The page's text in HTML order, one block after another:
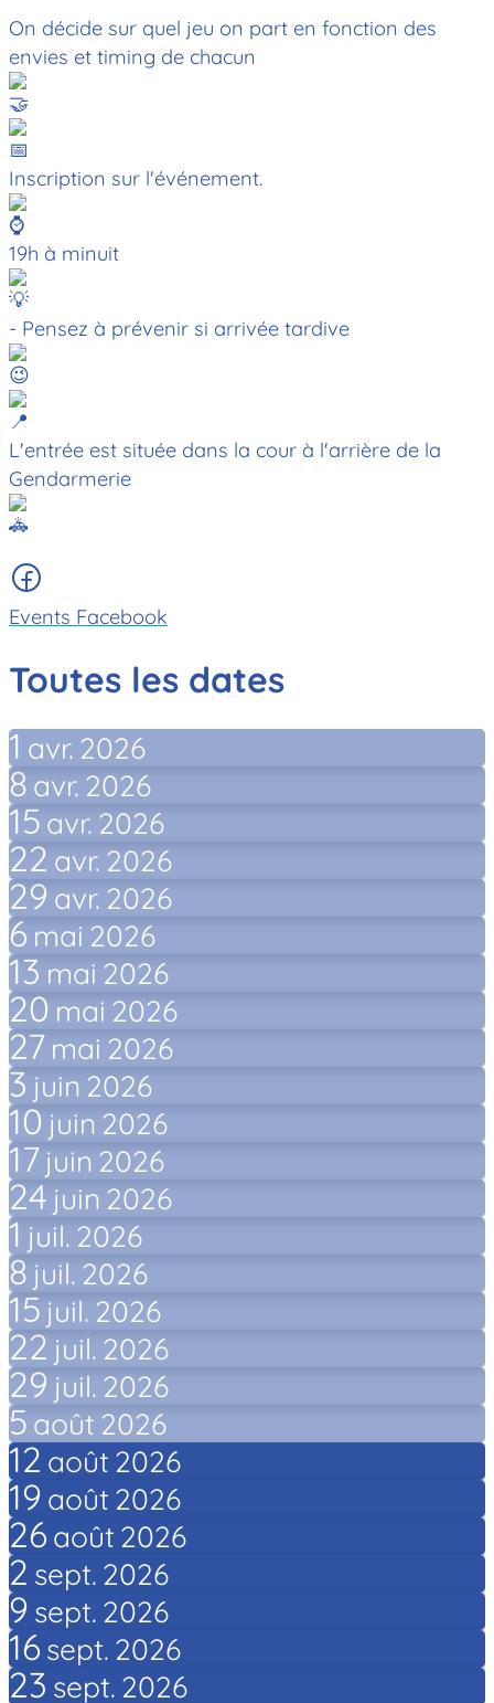
On décide sur quel jeu on part en fonction des
envies et timing de chacun
Inscription sur l'événement.
19h à minuit
- Pensez à prévenir si arrivée tardive
L'entrée est située dans la cour à l'arrière de la
Gendarmerie
Events Facebook
Toutes les dates
1 avr. 2026
8 avr. 2026
15 avr. 2026
22 avr. 2026
29 avr. 2026
6 mai 2026
13 mai 2026
20 mai 2026
27 mai 2026
3 juin 2026
10 juin 2026
17 juin 2026
24 juin 2026
1 juil. 2026
8 juil. 2026
15 juil. 2026
22 juil. 2026
29 juil. 2026
5 août 2026
12 août 2026
19 août 2026
26 août 2026
2 sept. 2026
9 sept. 2026
16 sept. 2026
23 sept. 2026